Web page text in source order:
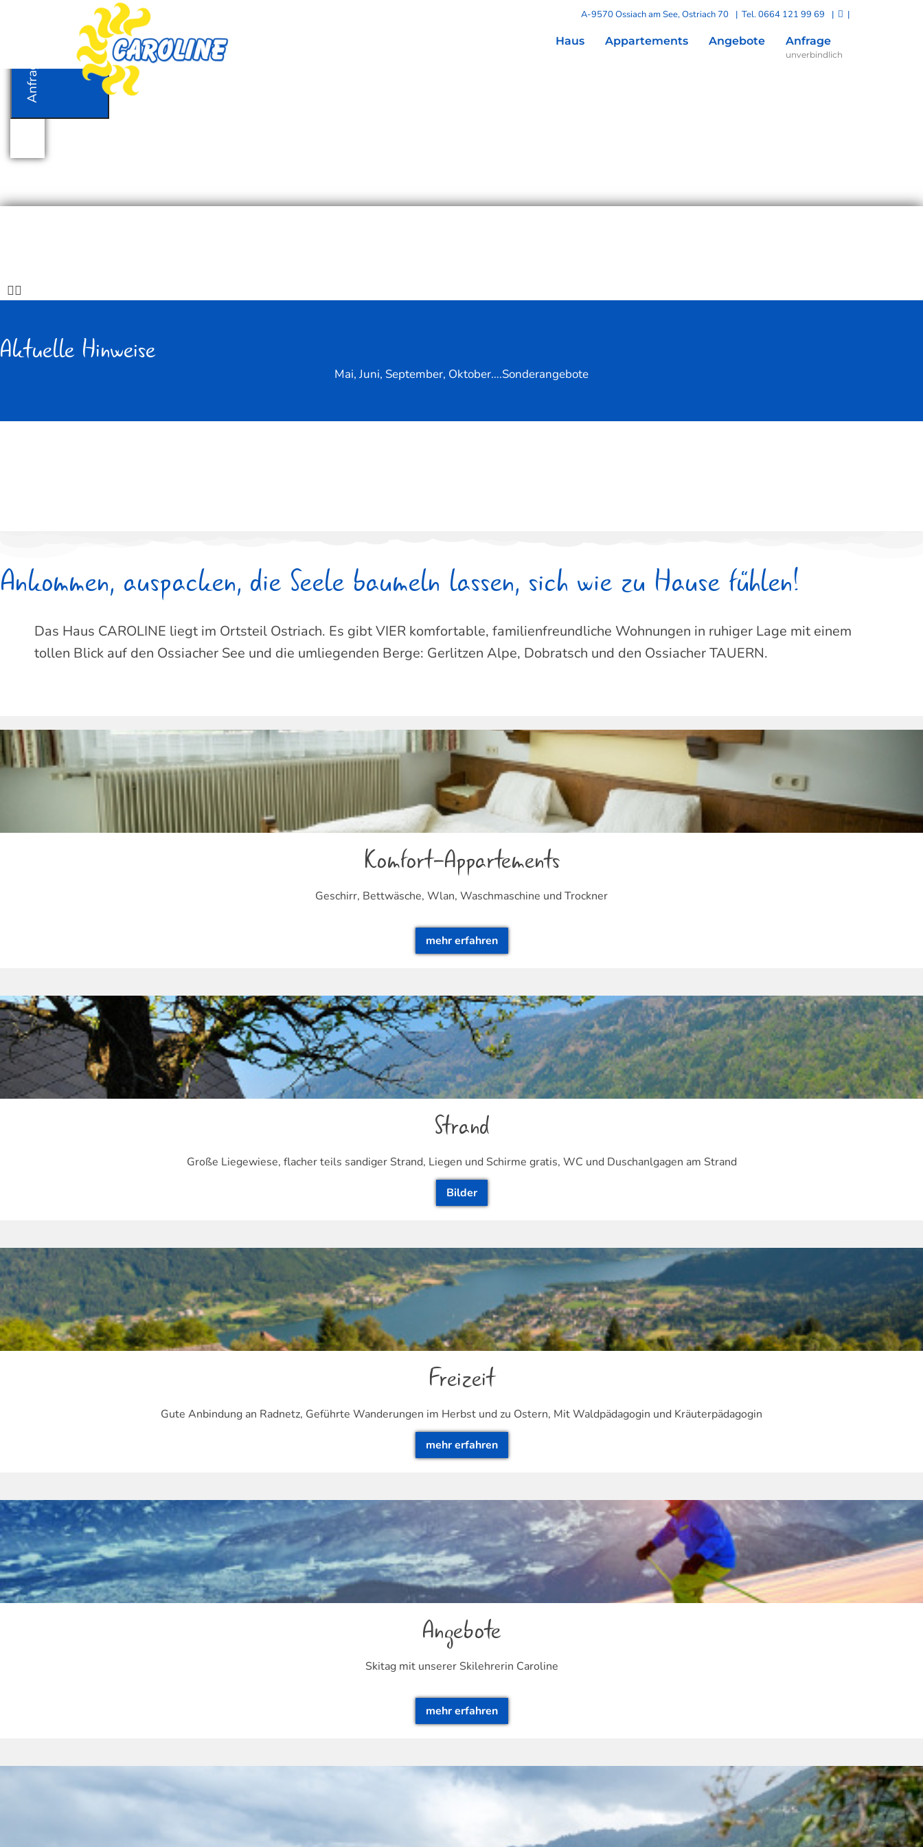
A-9570 Ossiach am See, Ostriach 70 | Tel.0664 121 99 69 | |
Haus Appartements Angebote Anfrage
unverbindlich
Anfrage
Aktuelle Hinweise
Mai, Juni, September, Oktober….Sonderangebote
Ankommen, auspacken, die Seele baumeln lassen, sich wie zu Hause fühlen!
Das Haus CAROLINE liegt im Ortsteil Ostriach. Es gibt VIER komfortable, familienfreundliche Wohnungen in ruhiger Lage mit einem
tollen Blick auf den Ossiacher See und die umliegenden Berge: Gerlitzen Alpe, Dobratsch und den Ossiacher TAUERN.
Komfort-Appartements
Geschirr, Bettwäsche, Wlan, Waschmaschine und Trockner
mehr erfahren
Strand
Große Liegewiese, flacher teils sandiger Strand, Liegen und Schirme gratis, WC und Duschanlgagen am Strand
Bilder
Freizeit
Gute Anbindung an Radnetz, Geführte Wanderungen im Herbst und zu Ostern, Mit Waldpädagogin und Kräuterpädagogin
mehr erfahren
Angebote
Skitag mit unserer Skilehrerin Caroline
mehr erfahren